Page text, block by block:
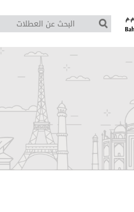
آسيا
أوروبا
إفريقيا
أمريكا الشمالية